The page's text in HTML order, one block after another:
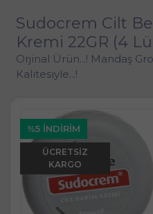
Sudocrem Cilt
Kremi 22GR (4
Orjinal Ürün...! Mandaş
Kalitesiyle...!
%5 İNDIRIM
ÜCRETSIZ
KARGO